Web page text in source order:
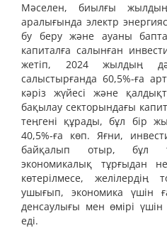
Мәселен, биылғы
аралығында электр
бу беру және ауаны
капиталға салынған
жетіп, 2024 жылдың
салыстырғанда 60,5%-ға
кәріз жүйесі және
бақылау секторындағы
теңгені құрады, бұл бір
40,5%-ға көп. Яғни,
байқалып отыр, бұл
экономикалық тұрғыдан
көтерілмесе,
ушығып, экономика үшін
денсаулығы мен өмірі үшін
еді.